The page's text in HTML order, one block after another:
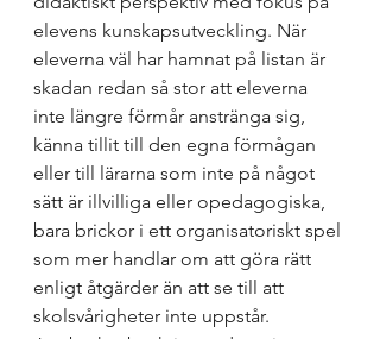
elevens kunskapsutveckling. När
eleverna väl har hamnat på listan är
skadan redan så stor att eleverna
inte längre förmår anstränga sig,
känna tillit till den egna förmågan
eller till lärarna som inte på något
sätt är illvilliga eller opedagogiska,
bara brickor i ett organisatoriskt spel
som mer handlar om att göra rätt
enligt åtgärder än att se till att
skolsvårigheter inte uppstår.